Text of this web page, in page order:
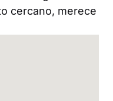
cercano, merece